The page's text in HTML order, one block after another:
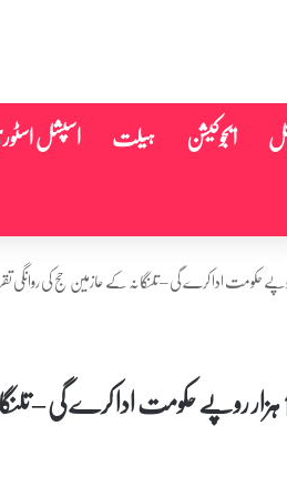
ایجوکیشن ہیلت اسپشل
حج عازمین کے لئے ریونت ریڈی کا بڑا تحفہ، اضافی 10 ہزار روپے